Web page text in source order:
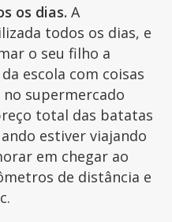
os dias. A
todos os dias, e
o seu filho a
escola com coisas
supermercado
total das batatas
estiver viajando
em chegar ao
de distância e